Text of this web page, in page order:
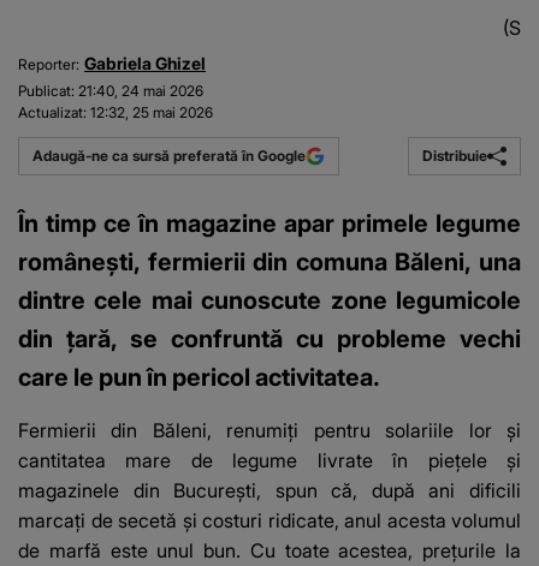
Reporter: Gabriela Ghizel
Publicat: 21:40, 24 mai 2026
Actualizat: 12:32, 25 mai 2026
Adaugă-ne ca sursă preferată în Google Distribuie
În timp ce în magazine apar primele legume
românești, fermierii din comuna Băleni, una
dintre cele mai cunoscute zone legumicole
din țară, se confruntă cu probleme vechi
care le pun în pericol activitatea.
Fermierii din Băleni, renumiți pentru solariile lor și
cantitatea mare de legume livrate în piețele și
magazinele din București, spun că, după ani dificili
marcați de secetă și costuri ridicate, anul acesta volumul
de marfă este unul bun. Cu toate acestea, prețurile la